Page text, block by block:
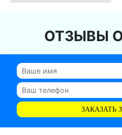
ОТЗЫВЫ
ЗАКАЗАТЬ